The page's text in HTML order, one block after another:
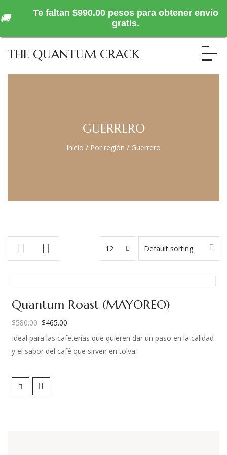
THE QUANTUM CRACK
GUERRERO
Inicio / Por región / Guerrero
Default sorting
12
Quantum Roast (MAYOREO)
$580.00
El
precio
original
$580.00.
$465.00
El
precio
actual
$465.00.
Ideal para las cafeterías que quieren dar un paso en la calidad
y el sabor del café que sirven en tolva.
Esta mezcla de tuestes ofrece una relación precio-calidad
única de verdad. He desarrollado dos curvas de tueste
🚚
Te faltan $990.00 pesos para obtener envío
gratis.